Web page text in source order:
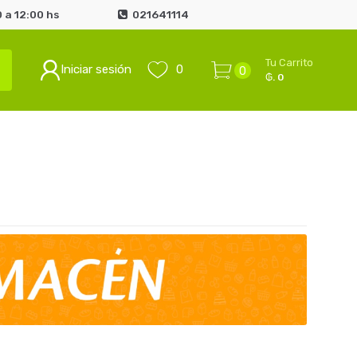
12:00 hs 021641114
Iniciar sesión 0 0
Tu Carrito
₲. 0